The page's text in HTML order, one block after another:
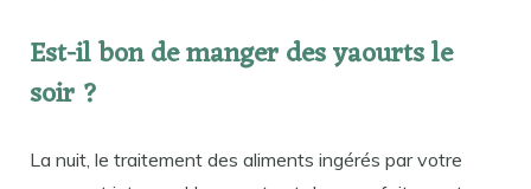
Est-il bon de manger des yaourts le
soir ?
La nuit, le traitement des aliments ingérés par votre